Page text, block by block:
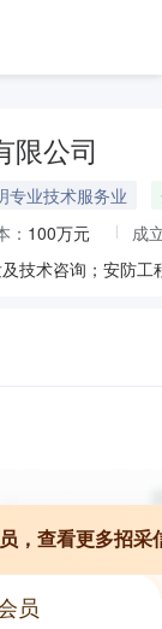
限公司
专业技术服务业
： 100万元
成
，查看更多招采
员